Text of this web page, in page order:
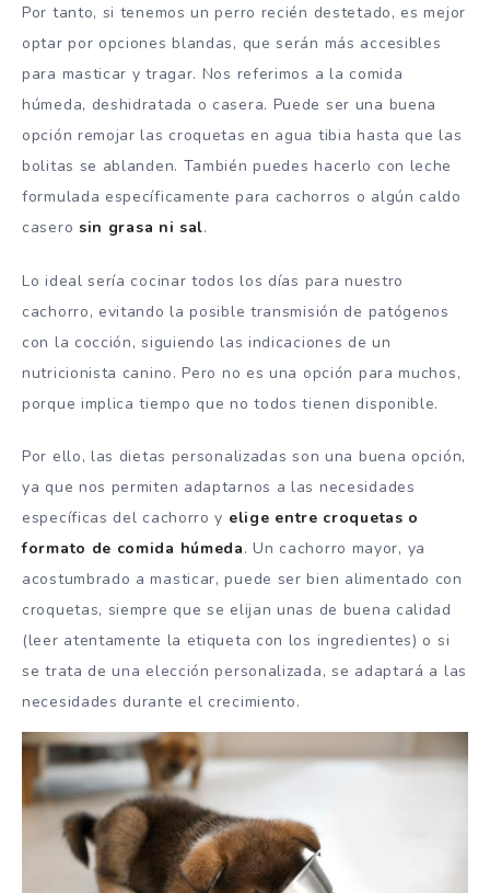
Por tanto, si tenemos un perro recién destetado, es mejor
optar por opciones blandas, que serán más accesibles
para masticar y tragar. Nos referimos a la comida
húmeda, deshidratada o casera. Puede ser una buena
opción remojar las croquetas en agua tibia hasta que las
bolitas se ablanden. También puedes hacerlo con leche
formulada específicamente para cachorros o algún caldo
casero sin grasa ni sal.
Lo ideal sería cocinar todos los días para nuestro
cachorro, evitando la posible transmisión de patógenos
con la cocción, siguiendo las indicaciones de un
nutricionista canino. Pero no es una opción para muchos,
porque implica tiempo que no todos tienen disponible.
Por ello, las dietas personalizadas son una buena opción,
ya que nos permiten adaptarnos a las necesidades
específicas del cachorro y elige entre croquetas o
formato de comida húmeda. Un cachorro mayor, ya
acostumbrado a masticar, puede ser bien alimentado con
croquetas, siempre que se elijan unas de buena calidad
(leer atentamente la etiqueta con los ingredientes) o si
se trata de una elección personalizada, se adaptará a las
necesidades durante el crecimiento.